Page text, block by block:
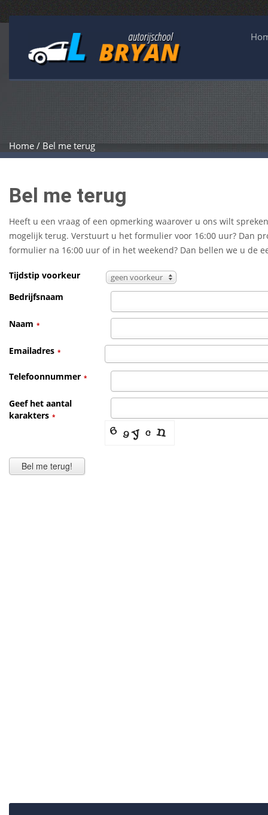
Home / Bel me terug
Bel me terug
Heeft u een vraag of een opmerking waarover u ons wilt
mogelijk terug. Verstuurt u het formulier voor 16:00 uur? Dan
formulier na 16:00 uur of in het weekend? Dan bellen we u de
Tijdstip voorkeur geen voorkeur
Bedrijfsnaam
Naam *
Emailadres *
Telefoonnummer *
Geef het aantal
karakters *
Bel me terug!